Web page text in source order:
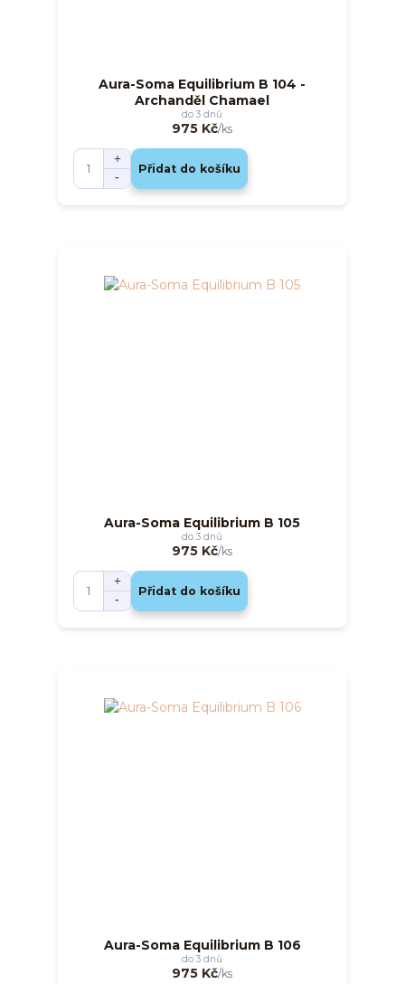
Aura-Soma Equilibrium B 104 -
Archanděl Chamael
975 Kč/ks
do 3 dnů
Přidat do košíku
Aura-Soma Equilibrium B 105
975 Kč/ks
do 3 dnů
Přidat do košíku
Aura-Soma Equilibrium B 106
975 Kč/ks
do 3 dnů